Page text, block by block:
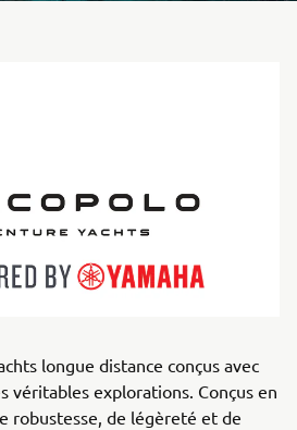
longue distance conçus avec
véritables explorations. Conçus en
robustesse, de légèreté et de